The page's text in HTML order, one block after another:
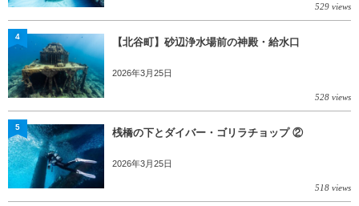
529 views
【北谷町】砂辺浄水場前の神殿・給水口
2026年3月25日
528 views
4
桟橋の下とダイバー・ゴリラチョップ ②
2026年3月25日
518 views
5